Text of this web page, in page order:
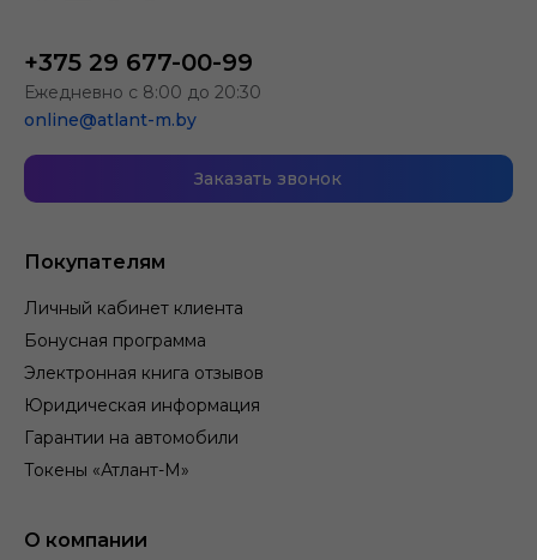
Покупателям
Личный кабинет клиента
Бонусная программа
Электронная книга отзывов
Юридическая информация
Гарантии на автомобили
Токены «Атлант-М»
О компании
+375 29 677-00-99
Ежедневно с 8:00 до 20:30
online@atlant-m.by
Заказать звонок